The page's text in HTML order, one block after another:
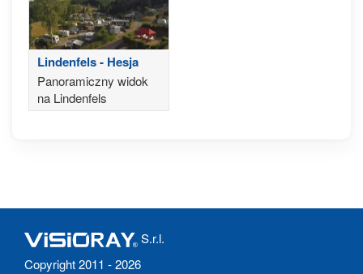
Lindenfels - Hesja
Panoramiczny widok
na Lindenfels
S.r.l.
Copyright 2011 - 2026